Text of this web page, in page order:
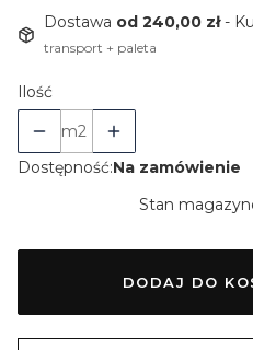
Dostawa od 240,00 zł-
transport + paleta
Ilość
m2
Dostępność:Na zamówienie
Stan
DODAJ DO